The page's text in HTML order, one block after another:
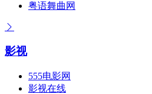
粤语舞曲网
影视
555电影网
影视在线